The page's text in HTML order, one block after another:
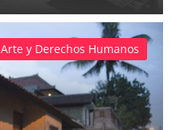
Arte y Derechos Humanos